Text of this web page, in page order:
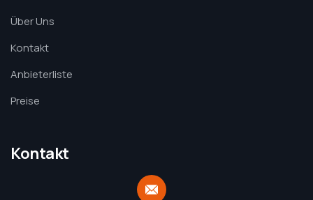
Über Uns
Kontakt
Anbieterliste
Preise
Kontakt